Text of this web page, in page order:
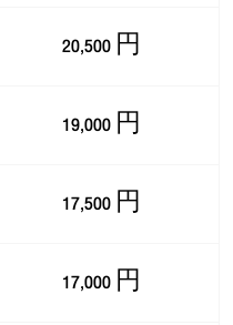
20,500 円
19,000 円
17,500 円
17,000 円